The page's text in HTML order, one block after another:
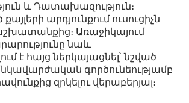
և Դատախազություն։
արդյունքում ուսուցիչն
Առաջիկայում
նաև
է հայց ներկայացնել՝ նշված
գործունեությամբ
զրկելու վերաբերյալ։